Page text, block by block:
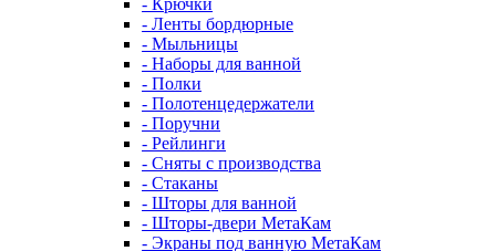
- Крючки
- Ленты бордюрные
- Мыльницы
- Наборы для ванной
- Полки
- Полотенцедержатели
- Поручни
- Рейлинги
- Сняты с производства
- Стаканы
- Шторы для ванной
- Шторы-двери МетаКам
- Экраны под ванную МетаКам